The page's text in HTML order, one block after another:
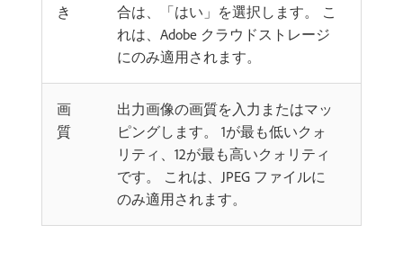
き
合は、「はい」を選択します。 こ
れは、Adobe クラウドストレージ
にのみ適用されます。
画
質
出力画像の画質を入力またはマッ
ピングします。 1が最も低いクォ
リティ、12が最も高いクォリティ
です。 これは、JPEG ファイルに
のみ適用されます。